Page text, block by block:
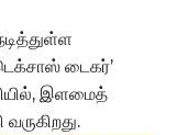
டைகர்’
இளமைத்